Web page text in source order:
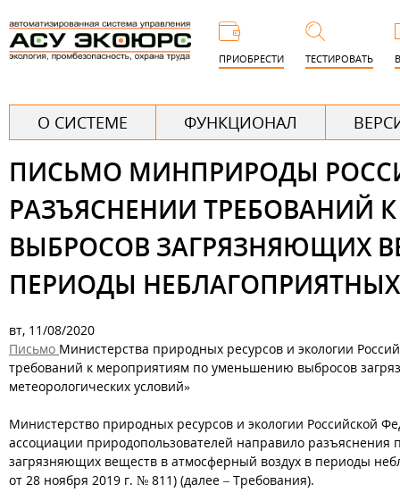
к
ПРИОБРЕСТИ ТЕСТИРОВАТЬ
л
а
в
о
е
О СИСТЕМЕ ФУНКЦИОНАЛ
ПИСЬМО МИНПРИРОДЫ
РАЗЪЯСНЕНИИ
ВЫБРОСОВ ЗАГРЯЗНЯЮЩИХ
ПЕРИОДЫ
вт, 11/08/2020
Письмо Министерства природных ресурсов и экологии
требований к мероприятиям по уменьшению выбросов
метеорологических условий»
Министерство природных ресурсов и экологии Российской
ассоциации природопользователей направило
загрязняющих веществ в атмосферный воздух в периоды
от 28 ноября 2019 г. № 811) (далее – Требования).